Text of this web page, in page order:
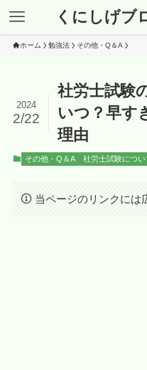
くにしげブ
ホーム 勉強法 その他・Q＆A
社労士試験
いつ？早す
理由
2024
2/22
その他・Q＆A 社労士試験につい
当ページのリンクには